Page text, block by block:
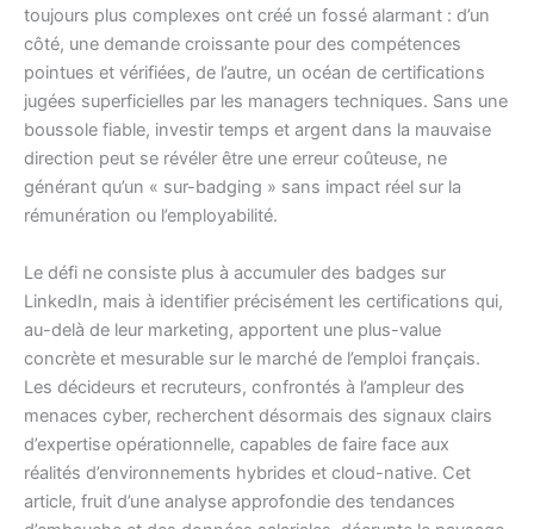
toujours plus complexes ont créé un fossé alarmant : d’un
côté, une demande croissante pour des compétences
pointues et vérifiées, de l’autre, un océan de certifications
jugées superficielles par les managers techniques. Sans une
boussole fiable, investir temps et argent dans la mauvaise
direction peut se révéler être une erreur coûteuse, ne
générant qu’un « sur-badging » sans impact réel sur la
rémunération ou l’employabilité.
Le défi ne consiste plus à accumuler des badges sur
LinkedIn, mais à identifier précisément les certifications qui,
au-delà de leur marketing, apportent une plus-value
concrète et mesurable sur le marché de l’emploi français.
Les décideurs et recruteurs, confrontés à l’ampleur des
menaces cyber, recherchent désormais des signaux clairs
d’expertise opérationnelle, capables de faire face aux
réalités d’environnements hybrides et cloud-native. Cet
article, fruit d’une analyse approfondie des tendances